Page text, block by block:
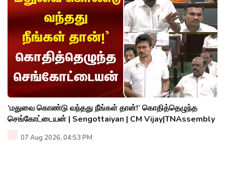
‘மதுவை கொண்டு வந்தது நீங்கள் தான்!’ கொதித்தெழுந்த
செங்கோட்டையன் | Sengottaiyan | CM Vijay|TNAssembly
07 Aug 2026, 04:53 PM